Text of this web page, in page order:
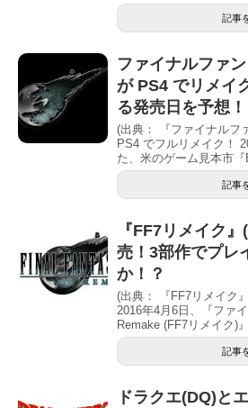
記事
ファイナルファ
が PS4 でリメイ
る発売日を予想！
(出典： 『ファイナルフ
PS4 でフルリメイク！
た、米のゲーム見本市
記事
『FF7リメイク
売！3部作でプレ
か！？
(出典： 『FF7リメイク
2016年4月6日、『ファ
Remake (FF7リメイク)
記事
ドラクエ(DQ)と